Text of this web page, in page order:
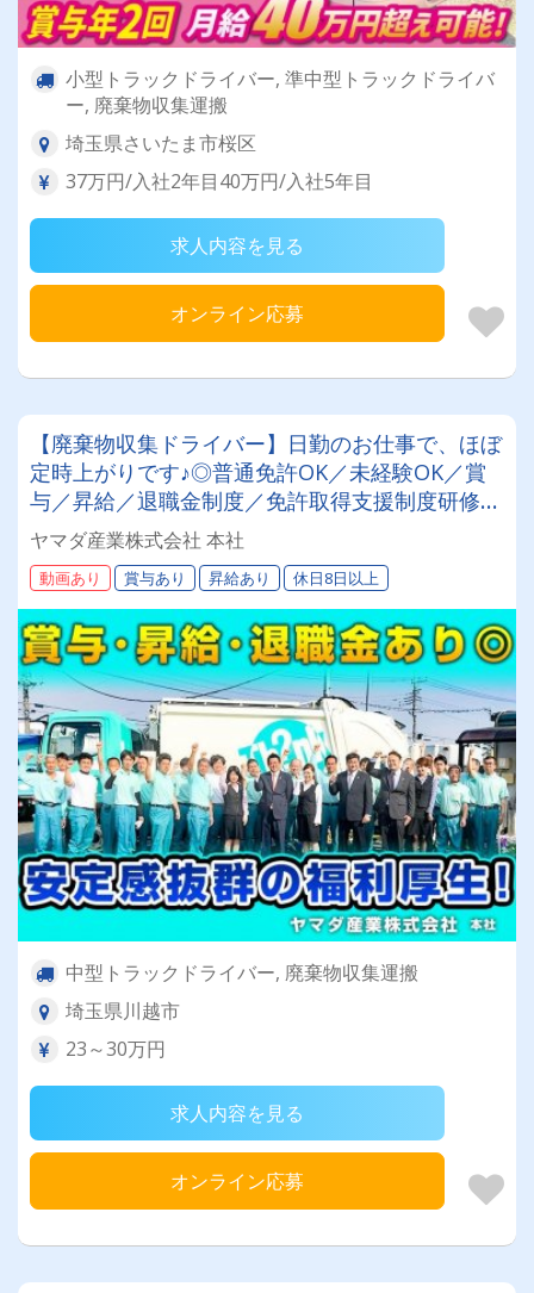
小型トラックドライバー, 準中型トラックドライバ
ー, 廃棄物収集運搬
埼玉県さいたま市桜区
37万円/入社2年目40万円/入社5年目
求人内容を見る
オンライン応募
【廃棄物収集ドライバー】日勤のお仕事で、ほぼ
定時上がりです♪◎普通免許OK／未経験OK／賞
与／昇給／退職金制度／免許取得支援制度研修は
毎年豪華にハワイで行っています‼※現在はコロ
ナの為自粛中
ヤマダ産業株式会社 本社
動画あり 賞与あり 昇給あり 休日8日以上
中型トラックドライバー, 廃棄物収集運搬
埼玉県川越市
23～30万円
求人内容を見る
オンライン応募